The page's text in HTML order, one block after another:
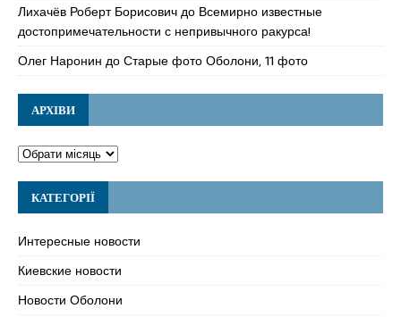
Лихачёв Роберт Борисовичдо Всемирно известные
достопримечательности с непривычного ракурса!
Олег Наронин доСтарые фото Оболони, 11 фото
АРХІВИ
КАТЕГОРІЇ
Интересные новости
Киевские новости
Новости Оболони